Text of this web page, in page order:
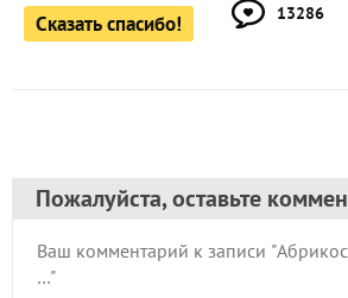
Сказать спасибо! 13286
Пожалуйста, оставьте